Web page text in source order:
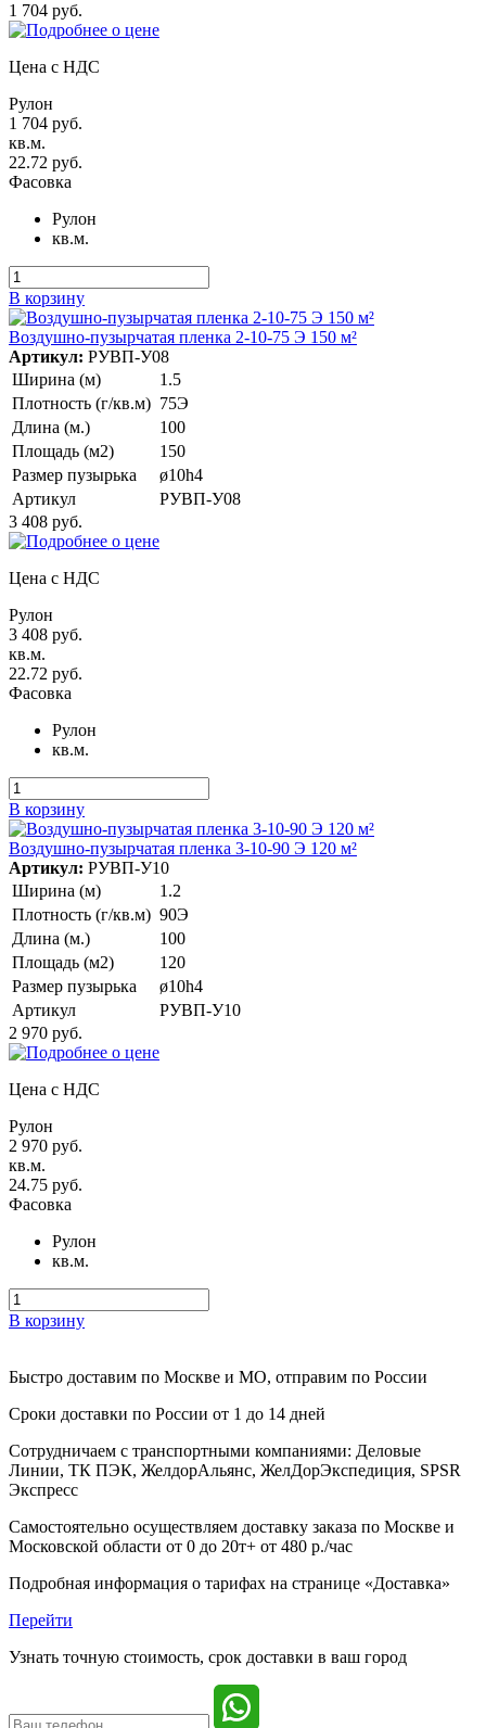
1 704 руб.
Цена с НДС
Рулон
1 704 руб.
кв.м.
22.72 руб.
Фасовка
Рулон
кв.м.
В корзину
Воздушно-пузырчатая пленка 2-10-75 Э 150 м²
Артикул: РУВП-У08
Ширина (м)
1.5
Плотность (г/кв.м) 75Э
Длина (м.)
100
Площадь (м2)
150
Размер пузырька
ø10h4
Артикул
РУВП-У08
3 408 руб.
Цена с НДС
Рулон
3 408 руб.
кв.м.
22.72 руб.
Фасовка
Рулон
кв.м.
В корзину
Воздушно-пузырчатая пленка 3-10-90 Э 120 м²
Артикул: РУВП-У10
Ширина (м)
1.2
Плотность (г/кв.м) 90Э
Длина (м.)
100
Площадь (м2)
120
Размер пузырька
ø10h4
Артикул
РУВП-У10
2 970 руб.
Цена с НДС
Рулон
2 970 руб.
кв.м.
24.75 руб.
Фасовка
Рулон
кв.м.
В корзину
Быстро доставим по Москве и МО, отправим по России
Сроки доставки по России от 1 до 14 дней
Сотрудничаем с транспортными компаниями: Деловые
Линии, ТК ПЭК, ЖелдорАльянс, ЖелДорЭкспедиция, SPSR
Экспресс
Самостоятельно осуществляем доставку заказа по Москве и
Московской области от 0 до 20т+ от 480 р./час
Подробная информация о тарифах на странице «Доставка»
Перейти
Узнать точную стоимость, срок доставки в ваш город